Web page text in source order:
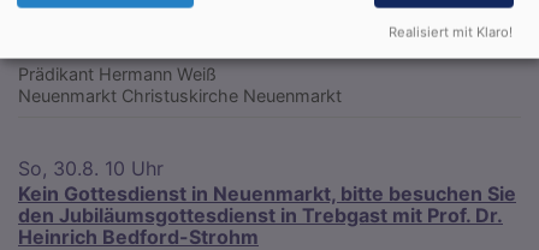
Prädikant Hermann Weiß
Neuenmarkt Christuskirche Neuenmarkt
So, 30.8. 10 Uhr
Kein Gottesdienst in Neuenmarkt, bitte besuchen Sie
den Jubiläumsgottesdienst in Trebgast mit Prof. Dr.
Heinrich Bedford-Strohm
Realisiert mit Klaro!